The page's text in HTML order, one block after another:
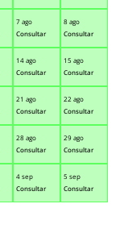
7 ago
Consultar
8 ago
Consultar
14 ago
Consultar
15 ago
Consultar
21 ago
Consultar
22 ago
Consultar
28 ago
Consultar
29 ago
Consultar
4 sep
Consultar
5 sep
Consultar